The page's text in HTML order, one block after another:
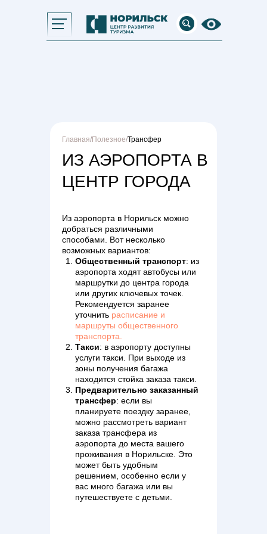
ИЗ АЭРОПОРТА В
ЦЕНТР ГОРОДА
Главная/Полезное/Трансфер
Из аэропорта в Норильск можно
добраться различными
способами. Вот несколько
возможных вариантов:
Общественный транспорт: из
аэропорта ходят автобусы или
маршрутки до центра города
или других ключевых точек.
Рекомендуется заранее
уточнить расписание и
маршруты общественного
транспорта.
Такси: в аэропорту доступны
услуги такси. При выходе из
зоны получения багажа
находится стойка заказа такси.
Предварительно заказанный
трансфер: если вы
планируете поездку заранее,
можно рассмотреть вариант
заказа трансфера из
аэропорта до места вашего
проживания в Норильске. Это
может быть удобным
решением, особенно если у
вас много багажа или вы
путешествуете с детьми.